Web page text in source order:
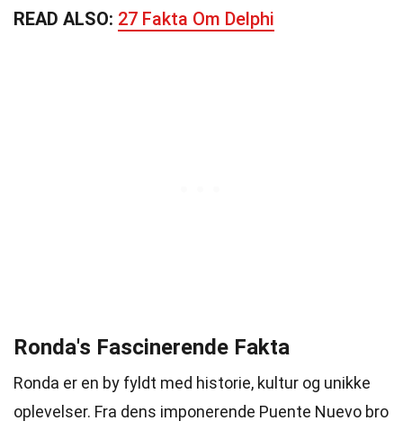
READ ALSO: 27 Fakta Om Delphi
Ronda's Fascinerende Fakta
Ronda er en by fyldt med historie, kultur og unikke
oplevelser. Fra dens imponerende Puente Nuevo bro